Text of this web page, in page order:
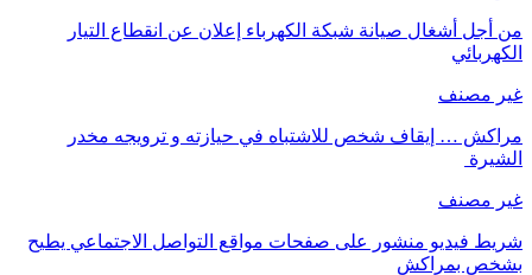
من أجل أشغال صيانة شبكة الكهرباء إعلان عن انقطاع التيار
الكهربائي
غير مصنف
مراكش … إيقاف شخص للاشتباه في حيازته و ترويجه مخدر
الشيرة
غير مصنف
شريط فيديو منشور على صفحات مواقع التواصل الاجتماعي يطيح
بشخص بمراكش